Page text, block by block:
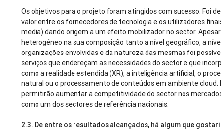
Os objetivos para o projeto foram atingidos com sucesso. Foi
valor entre os fornecedores de tecnologia e os utilizadores
media) dando origem a um efeito mobilizador no sector.
heterogéneo na sua composição tanto a nível geográfico, a
organizações envolvidas e da natureza das mesmas foi
serviços que endereçam as necessidades do sector e que
como a realidade estendida (XR), a inteligência artificial, o
natural ou o processamento de conteúdos em ambiente
permitirão aumentar a competitividade do sector nos
como um dos sectores de referência nacionais.
2.3. De entre os resultados alcançados, há algum que